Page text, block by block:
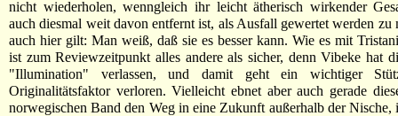
nicht wiederholen, wenngleich ihr leicht ätherisch wirkender
auch diesmal weit davon entfernt ist, als Ausfall gewertet werden zu
auch hier gilt: Man weiß, daß sie es besser kann. Wie es mit
ist zum Reviewzeitpunkt alles andere als sicher, denn Vibeke hat
"Illumination" verlassen, und damit geht ein wichtiger
Originalitätsfaktor verloren. Vielleicht ebnet aber auch gerade
norwegischen Band den Weg in eine Zukunft außerhalb der Nische,